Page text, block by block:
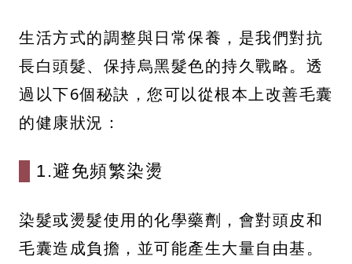
生活方式的調整與日常保養，是我們對抗
長白頭髮、保持烏黑髮色的持久戰略。透
過以下6個秘訣，您可以從根本上改善毛囊
的健康狀況：
1.避免頻繁染燙
染髮或燙髮使用的化學藥劑，會對頭皮和
毛囊造成負擔，並可能產生大量自由基。